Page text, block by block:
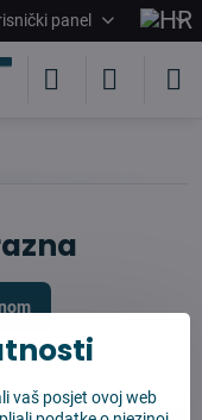
panel
vaš posjet ovoj web